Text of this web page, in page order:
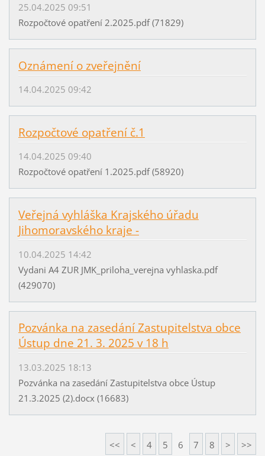
25.04.2025 09:51
Rozpočtové opatření 2.2025.pdf (71829)
Oznámení o zveřejnění
14.04.2025 09:42
Rozpočtové opatření č.1
14.04.2025 09:40
Rozpočtové opatření 1.2025.pdf (58920)
Veřejná vyhláška Krajského úřadu
Jihomoravského kraje -
10.04.2025 14:42
Vydani A4 ZUR JMK_priloha_verejna vyhlaska.pdf
(429070)
Pozvánka na zasedání Zastupitelstva obce
Ústup dne 21. 3. 2025 v 18 h
13.03.2025 18:13
Pozvánka na zasedání Zastupitelstva obce Ústup
21.3.2025 (2).docx (16683)
<< < 4 5 6 7 8 > >>